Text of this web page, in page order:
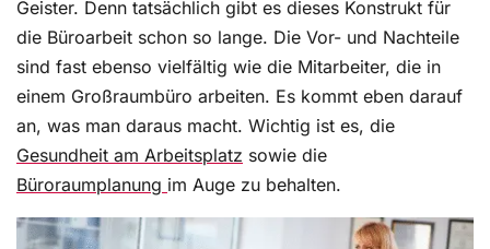
Geister. Denn tatsächlich gibt es dieses Konstrukt für
die Büroarbeit schon so lange. Die Vor- und Nachteile
sind fast ebenso vielfältig wie die Mitarbeiter, die in
einem Großraumbüro arbeiten. Es kommt eben darauf
an, was man daraus macht. Wichtig ist es, die
Gesundheit am Arbeitsplatz sowie die
Büroraumplanung im Auge zu behalten.